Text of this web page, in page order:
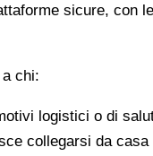
sicure,
chi:
logistici o di
collegarsi da casa